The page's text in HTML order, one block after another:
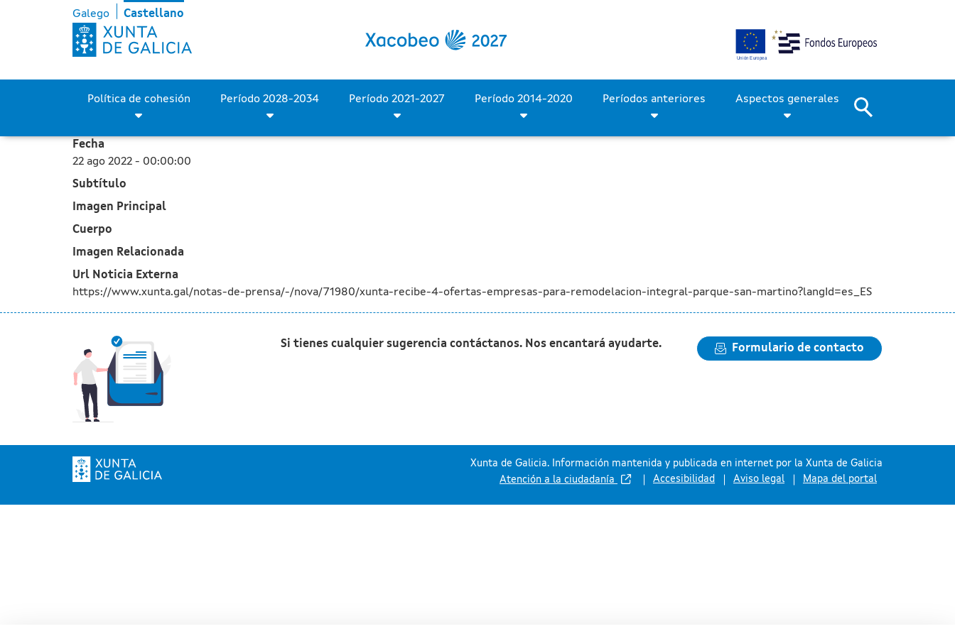
La Xunta recibe 4 ofertas de empresas para la remodelación integral del
Saltar al contenido principal
Galego Castellano
Fecha
22 ago 2022 - 00:00:00
Subtítulo
Imagen Principal
Cuerpo
Imagen Relacionada
Url Noticia Externa
https://www.xunta.gal/notas-de-prensa/-/nova/71980/xunta-recibe-4-ofertas-empresas-para-remodelacion-integral-parque-san-martino?langId=es_ES
Si tienes cualquier sugerencia contáctanos. Nos encantará ayudarte. Formulario de contacto
Xunta de Galicia. Información mantenida y publicada en internet por la Xunta de Galicia
Atención a la ciudadanía
Accesibilidad Aviso legal Mapa del portal